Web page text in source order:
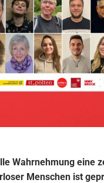
Wahrnehmung
Menschen ist